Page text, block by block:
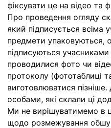
фіксувати це на відео та
Про проведення огляду
який підписується всіма
предмети упаковуються,
підписуються
проводилися фото чи
протоколу (фототаблиці
виготовлюватися
особами, які склали ці
Ми не вирішуватимемо в
щодо розмежування